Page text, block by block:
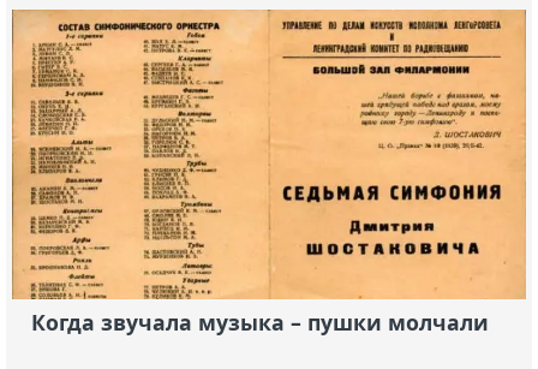
Когда звучала музыка – пушки молчали